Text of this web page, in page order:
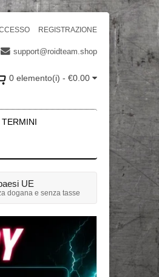
REGISTRAZIONE
support@roidteam.shop
0 elemento(i) - €0.00
TERMINI
UE
dogana e senza tasse